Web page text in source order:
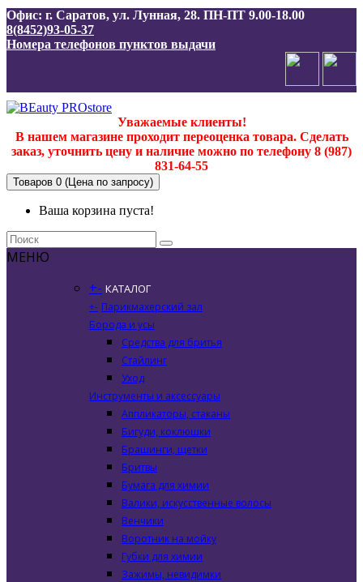
Офис: г. Саратов, ул. Лунная, 28. ПН-ПТ 9.00-18.00
8(8452)93-05-37
Номера телефонов пунктов выдачи
Уважаемые клиенты!
В нашем магазине проходит переоценка товара. Сделать
заказ, уточнить цену и наличие можно по телефону 8 (987)
831-64-55
Товаров 0 (Цена по запросу)
Ваша корзина пуста!
МЕНЮ
+- КАТАЛОГ
+- Парикмахерский зал
Борода и усы
Средства для бритья
Стайлинг
Уход
Инструменты и аксессуары
Аппликаторы, стаканы
Бигуди, коклюшки
Брашинги, щетки
Бритвы
Бумага для химии
Валики, искусственные волосы
Венчики
Воротник на мойку
Губки для химии
Зажимы, невидимки